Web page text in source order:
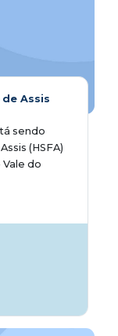
Assis
sendo
(HSFA)
do